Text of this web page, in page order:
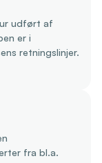
udført af
er i
retningslinjer.
fra bl.a.